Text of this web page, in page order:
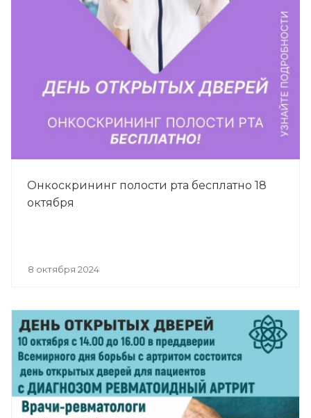
Онкоскрининг полости рта бесплатно 18
октября
8 октября 2024